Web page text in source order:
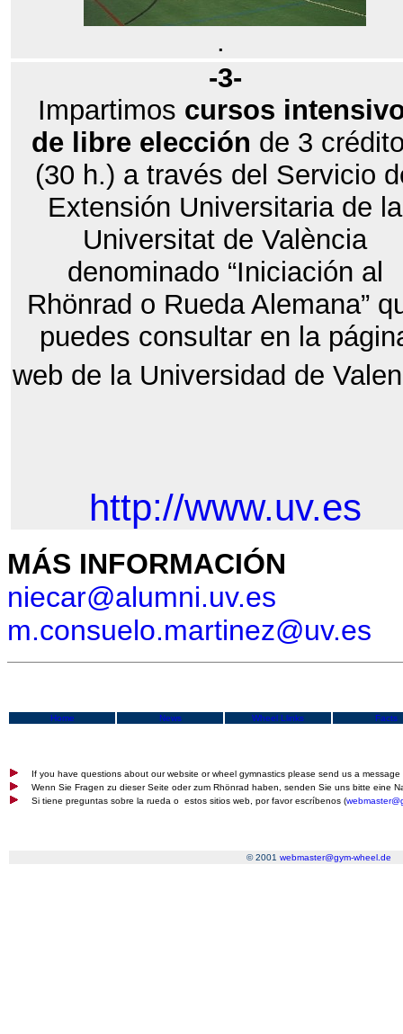
.
-3-
Impartimos cursos
de libre elección de 3
(30 h.) a través del Servicio
Extensión Universitaria de la
Universitat de València
denominado “Iniciación al
Rhönrad o Rueda Alemana”
puedes consultar en la
web de la Universidad de
http://www.uv.es
MÁS INFORMACIÓN
niecar@alumni.uv.es
m.consuelo.martinez@uv.es
Home News Wheel Llinks Facts
If you have questions about our website or wheel gymnastics please send us a message
Wenn Sie Fragen zu dieser Seite oder zum Rhönrad haben, senden Sie uns bitte eine
Si tiene preguntas sobre la rueda o estos sitios web, por favor escríbenos (
© 2001 webmaster@gym-wheel.de